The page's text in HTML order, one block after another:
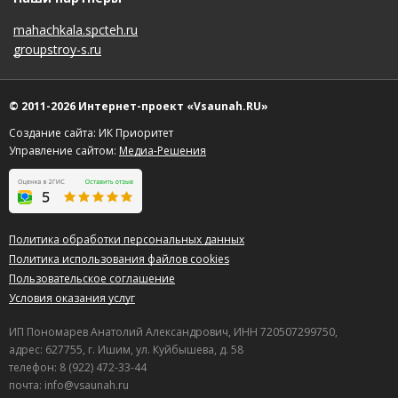
Чисто, уютно, светло. Парная прогревается хорошо, но
температуру хотелось бы регулировать по своему
желанию. Бассейн освежает, жаль купели нет. Персонал
соответствует качеству услуг. Рекомендую для
семейного отдыха или небольшой компании.
Инкогнито о Баня-сауна-парная Арбат
08.02.2024 в 09:39
Хорошее место, приемлемая цена. Имеется душ и
вполне просторный бассейн.
Полезный отзыв? Да
9,7
Диана о Парная Восток
27.09.2023 в 11:13
9
mahachkala.spcteh.ru
groupstroy-s.ru
© 2011-2026 Интернет-проект «Vsaunah.RU»
Создание сайта: ИК Приоритет
Управление сайтом: Медиа-Решения
Политика обработки персональных данных
Политика использования файлов cookies
Пользовательское соглашение
Условия оказания услуг
ИП Пономарев Анатолий Александрович, ИНН 720507299750,
адрес: 627755, г. Ишим, ул. Куйбышева, д. 58
телефон: 8 (922) 472-33-44
почта: info@vsaunah.ru